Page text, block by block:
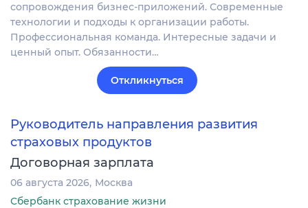
сопровождения бизнес-приложений. Современные
технологии и подходы к организации работы.
Профессиональная команда. Интересные задачи и
ценный опыт. Обязанности…
Откликнуться
Руководитель направления развития
страховых продуктов
Договорная зарплата
06 августа 2026 Москва
Сбербанк страхование жизни